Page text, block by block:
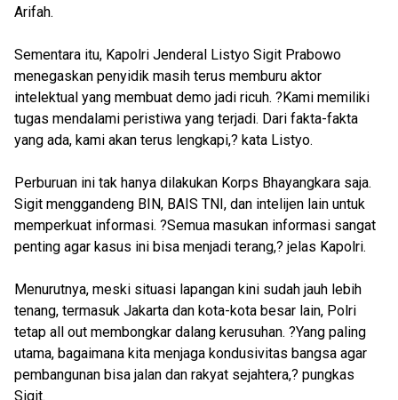
Arifah.
Sementara itu, Kapolri Jenderal Listyo Sigit Prabowo
menegaskan penyidik masih terus memburu aktor
intelektual yang membuat demo jadi ricuh. ?Kami memiliki
tugas mendalami peristiwa yang terjadi. Dari fakta-fakta
yang ada, kami akan terus lengkapi,? kata Listyo.
Perburuan ini tak hanya dilakukan Korps Bhayangkara saja.
Sigit menggandeng BIN, BAIS TNI, dan intelijen lain untuk
memperkuat informasi. ?Semua masukan informasi sangat
penting agar kasus ini bisa menjadi terang,? jelas Kapolri.
Menurutnya, meski situasi lapangan kini sudah jauh lebih
tenang, termasuk Jakarta dan kota-kota besar lain, Polri
tetap all out membongkar dalang kerusuhan. ?Yang paling
utama, bagaimana kita menjaga kondusivitas bangsa agar
pembangunan bisa jalan dan rakyat sejahtera,? pungkas
Sigit.